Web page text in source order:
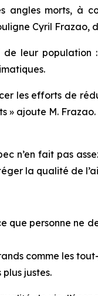
angles morts, à
Cyril Frazao,
leur population
les efforts de
» ajoute M. Frazao.
n’en fait pas
la qualité de
que personne ne
comme les
justes.